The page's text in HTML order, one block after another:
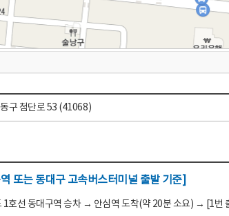
구 첨단로 53 (41068)
또는 동대구 고속버스터미널 출발 기준]
1호선 동대구역 승차 → 안심역 도착(약 20분 소요) → [1번